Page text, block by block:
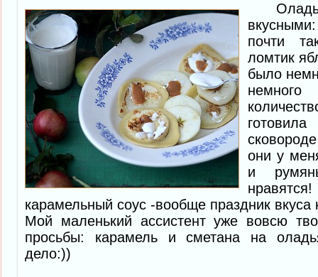
почти
ломтик
было
немного
готовила
они у
и
карамельный соус -вообще праздник вкуса
Мой маленький ассистент уже вовсю
просьбы: карамель и сметана на
дело:))